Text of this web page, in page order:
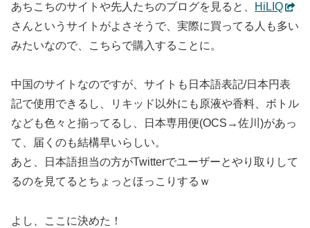
あちこちのサイトや先人たちのブログを見ると、
HiLIQ
さんというサイトがよさそうで、実際に買ってる人も多い
みたいなので、こちらで購入することに。
中国のサイトなのですが、サイトも日本語表記/日本円表
記で使用できるし、リキッド以外にも原液や香料、ボトル
なども色々と揃ってるし、日本専用便(OCS→佐川)があっ
て、届くのも結構早いらしい。
あと、日本語担当の方がTwitterでユーザーとやり取りして
るのを見てるとちょっとほっこりするｗ
よし、ここに決めた！